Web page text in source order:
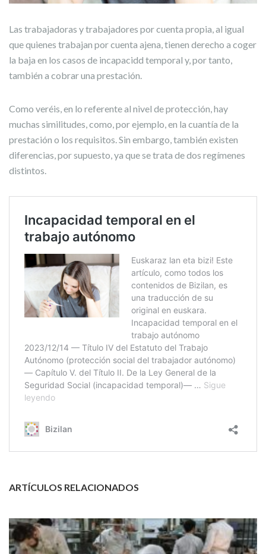
Las trabajadoras y trabajadores por cuenta propia, al igual
que quienes trabajan por cuenta ajena, tienen derecho a coger
la baja en los casos de incapacidd temporal y, por tanto,
también a cobrar una prestación.
Como veréis, en lo referente al nivel de protección, hay
muchas similitudes, como, por ejemplo, en la cuantía de la
prestación o los requisitos. Sin embargo, también existen
diferencias, por supuesto, ya que se trata de dos regímenes
distintos.
ARTÍCULOS RELACIONADOS